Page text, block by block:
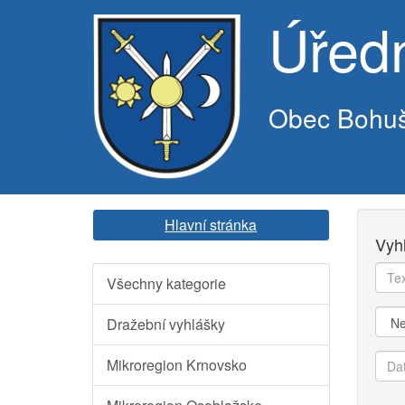
Obec
Hlavní stránka
Všechny kategorie
Dražební vyhlášky
Mikroregion Krnovsko
Text
k
od